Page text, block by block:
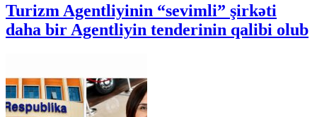
Turizm Agentliyinin “sevimli” şirkəti
daha bir Agentliyin tenderinin qalibi olub